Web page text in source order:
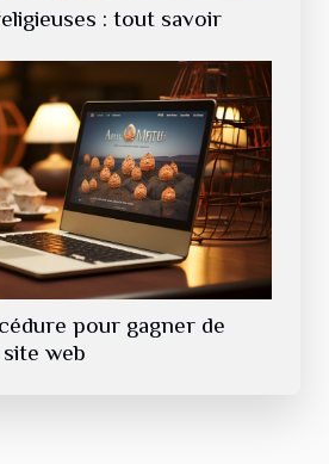
: tout savoir
pour gagner de
web